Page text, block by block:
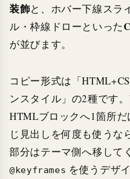
装飾と、ホバー下線スラ
ル・枠線ドローといった
が並びます。
コピー形式は「
ンスタイル」の2種です
HTMLブロックへ1箇所
じ見出しを何度も使うな
部分はテーマ側へ移して
@keyframes を使うデザ